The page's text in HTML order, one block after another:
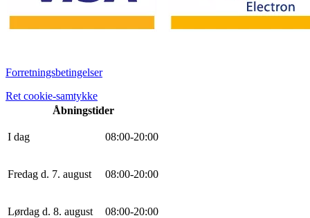
Forretningsbetingelser
Ret cookie-samtykke
Åbningstider
I dag 08:00-20:00
Fredag d. 7. august 08:00-20:00
Lørdag d. 8. august 08:00-20:00